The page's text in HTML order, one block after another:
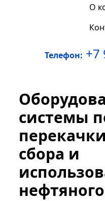
О
Телефон: +7
системы
сбора и